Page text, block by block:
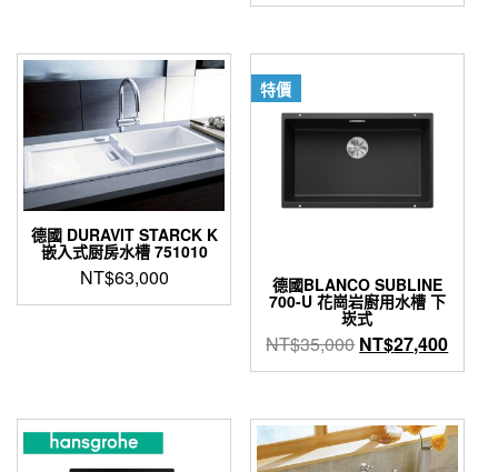
NT$25,000。NT$18,000。
德國 DURAVIT STARCK K
嵌入式厨房水槽 751010
NT$63,000
特價
德國BLANCO SUBLINE
700-U 花崗岩廚用水槽 下
崁式
NT$35,000 原
始
格：
NT$35,000。
NT$27,400目
前
格：
此
品
有
多